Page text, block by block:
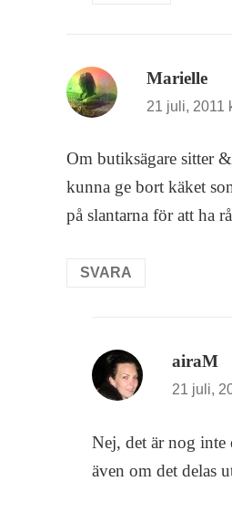
Marielle
21 juli, 2011
Om butiksägare sitter
kunna ge bort käket
på slantarna för att ha
SVARA
airaM
21 juli,
Nej, det är nog
även om det delas